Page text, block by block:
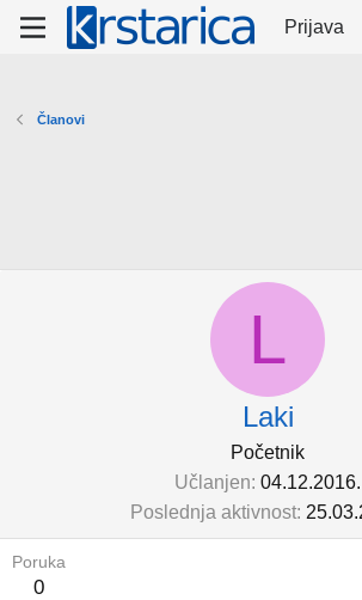
Prijava
Članovi
L
Laki
Početnik
Učlanjen 04.12.2016.
Poslednja aktivnost
Poruka
0